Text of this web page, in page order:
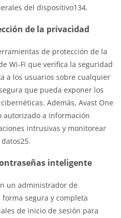
del dispositivo134.
de la privacidad
de protección de la
Wi-Fi que verifica la seguridad
a los usuarios sobre cualquier
que pueda exponer los
Además, Avast One
autorizado a información
intrusivas y monitorear
inteligente
un administrador de
segura y completa
de inicio de sesión para